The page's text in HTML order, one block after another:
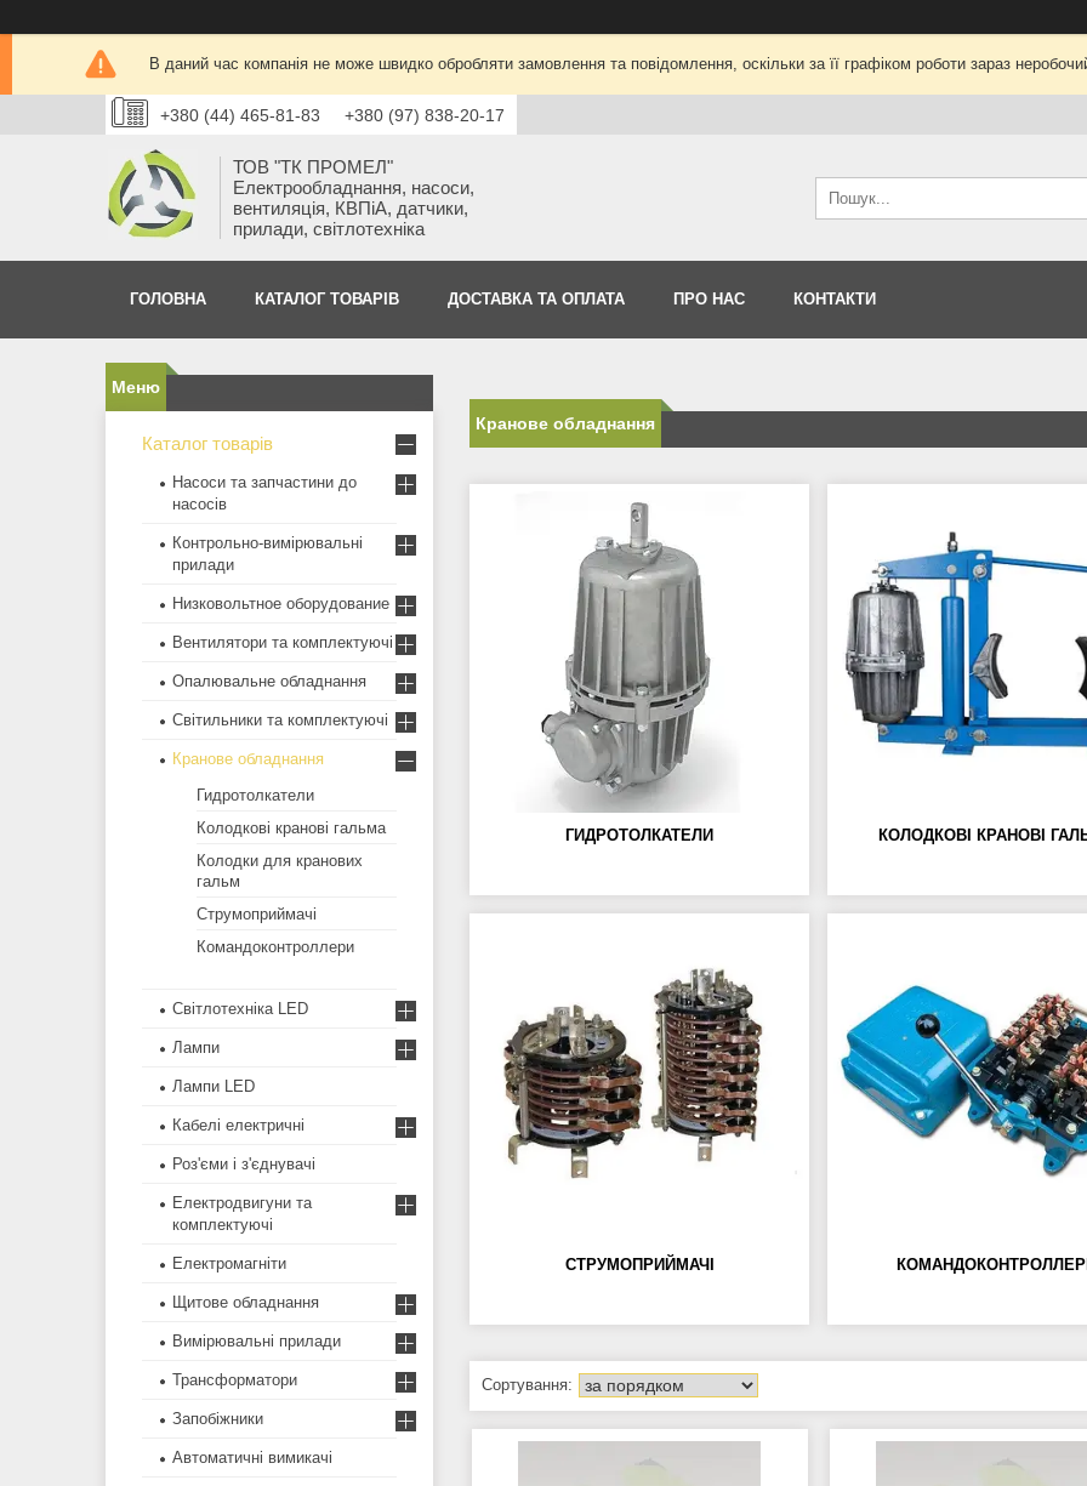
В даний час компанія не може швидко обробляти замовлення та повідомлення, оскільки за її графіком роботи зараз
+380 (44) 465-81-83 +380 (97) 838-20-17
ТОВ "ТК ПРОМЕЛ"
Електрообладнання, насоси,
вентиляція, КВПіА, датчики,
прилади, світлотехніка
ГОЛОВНА КАТАЛОГ ТОВАРІВ ДОСТАВКА ТА ОПЛАТА ПРО НАС КОНТАКТИ
Кранове обладнання
ГИДРОТОЛКАТЕЛИ КОЛОДКОВІ КРАНОВІ
СТРУМОПРИЙМАЧІ
Каталог товарів
Насоси та запчастини до
насосів
Контрольно-вимірювальні
прилади
Низковольтное оборудование
Вентилятори та комплектуючі
Опалювальне обладнання
Світильники та комплектуючі
Кранове обладнання
Гидротолкатели
Колодкові кранові гальма
Колодки для кранових
гальм
Струмоприймачі
Командоконтроллери
Світлотехніка LED
Лампи
Лампи LED
Кабелі електричні
Роз'єми і з'єднувачі
Електродвигуни та
комплектуючі
Електромагніти
Щитове обладнання
Вимірювальні прилади
Трансформатори
Запобіжники
Автоматичні вимикачі